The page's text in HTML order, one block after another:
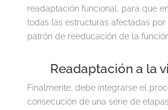
readaptación funcional, para que
todas las estructuras afectadas por
patrón de reeducación de la
Readaptación a la
Finalmente, debe integrarse el
consecución de una serie de